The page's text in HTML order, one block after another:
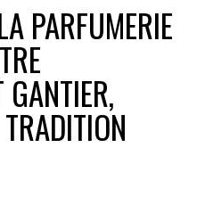
PARFUMERIE
GANTIER,